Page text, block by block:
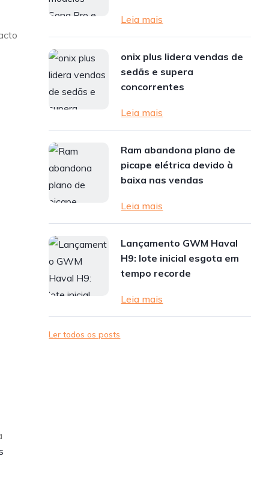
Leia mais
onix plus lidera vendas de
sedãs e supera
concorrentes
Leia mais
Ram abandona plano de
picape elétrica devido à
baixa nas vendas
Leia mais
Lançamento GWM Haval
H9: lote inicial esgota em
tempo recorde
Leia mais
Ler todos os posts